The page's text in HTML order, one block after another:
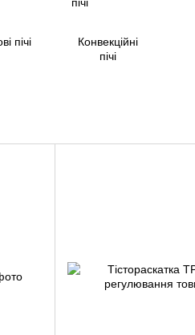
пічі
Конвекційні
пічі